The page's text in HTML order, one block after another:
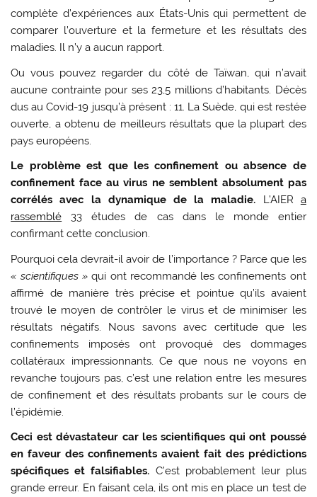
complète d’expériences aux États-Unis qui permettent de
comparer l’ouverture et la fermeture et les résultats des
maladies. Il n’y a aucun rapport.
Ou vous pouvez regarder du côté de Taïwan, qui n’avait
aucune contrainte pour ses 23,5 millions d’habitants. Décès
dus au Covid-19 jusqu’à présent : 11. La Suède, qui est restée
ouverte, a obtenu de meilleurs résultats que la plupart des
pays européens.
Le problème est que les confinement ou absence de
confinement face au virus ne semblent absolument pas
corrélés avec la dynamique de la maladie. L’AIER a
rassemblé 33 études de cas dans le monde entier
confirmant cette conclusion.
Pourquoi cela devrait-il avoir de l’importance ? Parce que les
« scientifiques »qui ont recommandé les confinements ont
affirmé de manière très précise et pointue qu’ils avaient
trouvé le moyen de contrôler le virus et de minimiser les
résultats négatifs. Nous savons avec certitude que les
confinements imposés ont provoqué des dommages
collatéraux impressionnants. Ce que nous ne voyons en
revanche toujours pas, c’est une relation entre les mesures
de confinement et des résultats probants sur le cours de
l’épidémie.
Ceci est dévastateur car les scientifiques qui ont poussé
en faveur des confinements avaient fait des prédictions
spécifiques et falsifiables. C’est probablement leur plus
grande erreur. En faisant cela, ils ont mis en place un test de